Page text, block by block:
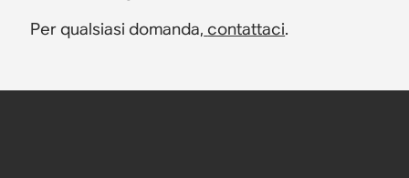
Per qualsiasi domanda, contattaci.